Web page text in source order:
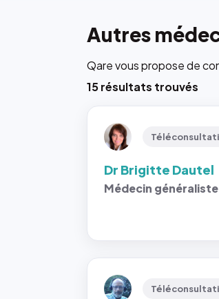
Autres
Qare vous propose de
15 résultats trouvés
Dr Brigitte Dautel
Médecin généraliste